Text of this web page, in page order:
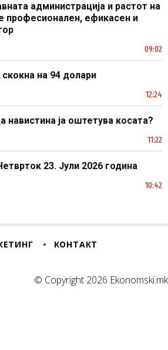
администрација и растот на
професионален, ефикасен и
09:02
на 94 долари
12:24
навистина ја оштетува косата?
11:22
23. Јули 2026 година
10:42
КОНТАКТ
© Copyright 2026 Ekonomski.mk